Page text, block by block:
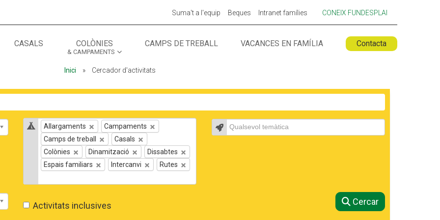
Suma't a l'equip Beques Intranet famílies CONEIX FUNDESPLAI
CASALS COLÒNIES
& CAMPAMENTS
CAMPS DE TREBALL VACANCES EN FAMÍLIA Contacta
Inici » Cercador d'activitats
Tipus d'activitat
Allargaments
Campaments
Camps de treball
Casals
Colònies
Dinamització
Dissabtes
Espais familiars
Intercanvi Rutes
Temàtica
Activitats inclusives Cercar
MÓN ESCOLAR
ACTUALITAT
Notícies